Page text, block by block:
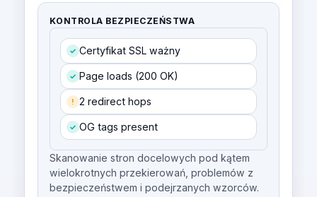
KONTROLA BEZPIECZEŃSTWA
✓ Certyfikat SSL ważny
✓ Page loads (200 OK)
! 2 redirect hops
✓ OG tags present
Skanowanie stron docelowych pod kątem
wielokrotnych przekierowań, problemów z
bezpieczeństwem i podejrzanych wzorców.